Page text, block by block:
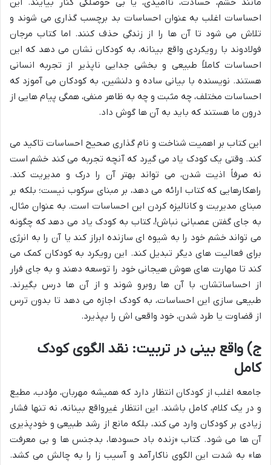
احساسات اغلب به عنوان احساسات بد برچسب گذاری می شوند و
تلاش می شود تا آن ها را از زندگی حذف کنند. اما کتاب مرجان
فولادوند با رویکردی واقع بینانه، به کودکان نشان می دهد که این
احساسات کاملاً طبیعی و بخشی جدایی ناپذیر از تجربه انسانی
هستند. نویسنده با بیانی ساده و دلنشین، به کودکان می آموزد که
احساسات مختلف، چه مثبت و چه به ظاهر منفی، همگی پیام هایی از
درون ما هستند که باید به آن ها گوش داد.
این کتاب بر اهمیت شناخت و نام گذاری صحیح احساسات تاکید می
کند. وقتی یک کودک یاد می گیرد که آنچه تجربه می کند خشم است
نه صرفاً اذیت شدن، می تواند بهتر آن را درک و مدیریت کند.
راهکارهایی که کتاب ارائه می دهد، بر مبنای سرکوب نیست؛ بلکه بر
مبنای مدیریت و کانالیزه کردن این احساسات است. به عنوان مثال،
به جای گفتن عصبانی نباش!، کتاب به کودک یاد می دهد که چگونه
می تواند خشم خود را به شیوه ای سازنده ابراز کند یا آن را به انرژی
برای فعالیت های دیگر تبدیل کند. این رویکرد به کودکان کمک می
کند تا مهارت های هوش هیجانی خود را توسعه دهند و به جای فرار
از احساساتشان، با آن ها روبرو شوند و از آن ها درس بگیرند.
طبیعی سازی این احساسات، به کودک اجازه می دهد تا بدون ترس
از قضاوت یا طرد شدن، خود واقعی اش را بپذیرد.
ج) واقع بینی در تربیت: نقد الگوی کودک
کامل
جامعه اغلب از کودکان انتظار دارد که همیشه مهربان، مؤدب، مطیع
و در یک کلام، کامل باشند. این انتظار غیرواقع بینانه، نه تنها فشار
زیادی بر کودکان وارد می کند، بلکه مانع از رشد طبیعی و خودپذیری
آن ها می شود. کتاب «زنده باد حسودها، بدجنس ها و بی معرفت
ها» به شدت این الگوی ناکارآمد و آسیب زا را به چالش می کشد.